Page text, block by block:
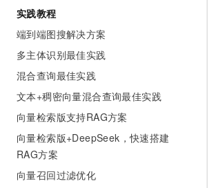
实践教程
端到端图搜解决方案
多主体识别最佳实践
混合查询最佳实践
文本+稠密向量混合查询最佳实践
向量检索版支持RAG方案
向量检索版+DeepSeek，快速搭建
RAG方案
向量召回过滤优化
专有云